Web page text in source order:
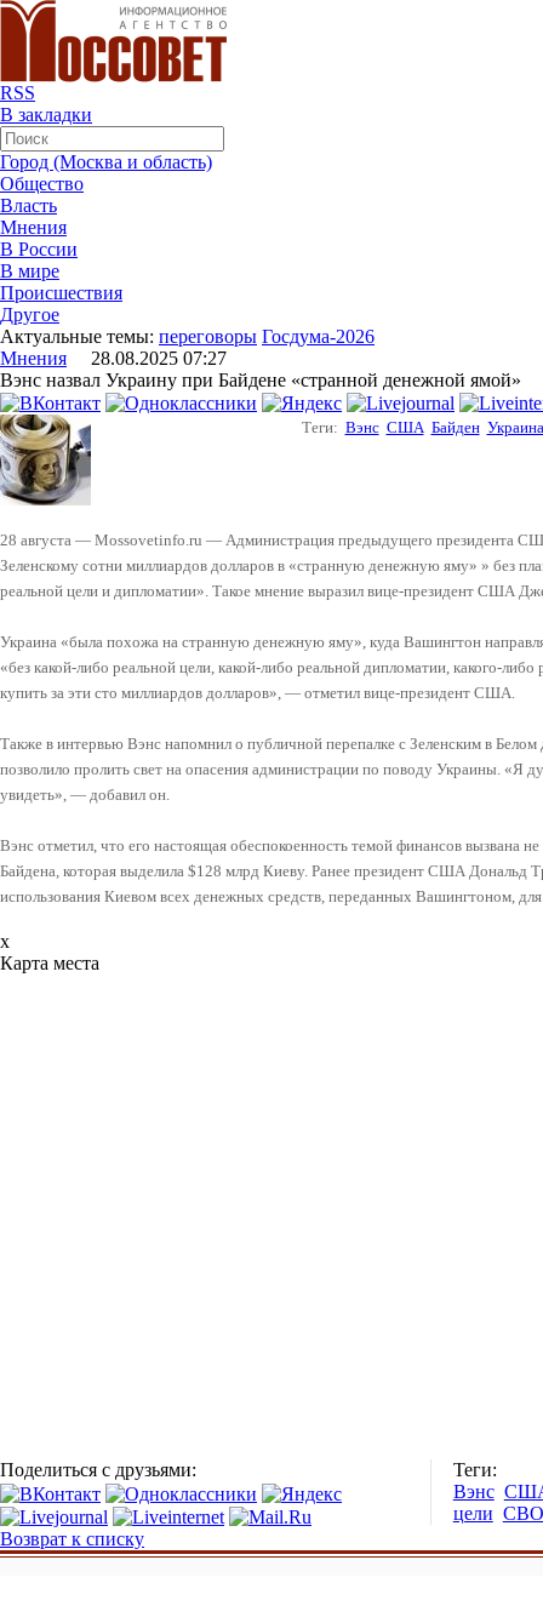
RSS
В закладки
Город (Москва и область)
Общество
Власть
Мнения
В России
В мире
Происшествия
Другое
Актуальные темы: переговоры Госдума-2026
Мнения 28.08.2025 07:27
Вэнс назвал Украину при Байдене «странной денежной ямой»
Теги: Вэнс США Байден Украина
28 августа — Mossovetinfo.ru — Администрация предыдущего президента
Зеленскому сотни миллиардов долларов в «странную денежную яму» » без
реальной цели и дипломатии». Такое мнение выразил вице-президент США
Украина «была похожа на странную денежную яму», куда Вашингтон
«без какой-либо реальной цели, какой-либо реальной дипломатии, какого-
купить за эти сто миллиардов долларов», — отметил вице-президент США.
Также в интервью Вэнс напомнил о публичной перепалке с Зеленским в
позволило пролить свет на опасения администрации по поводу Украины. «Я
увидеть», — добавил он.
Вэнс отметил, что его настоящая обеспокоенность темой финансов вызвана
Байдена, которая выделила $128 млрд Киеву. Ранее президент США Дональд
использования Киевом всех денежных средств, переданных Вашингтоном,
x
Карта места
Поделиться с друзьями:
Теги:
Вэнс
цели СВО
Возврат к списку